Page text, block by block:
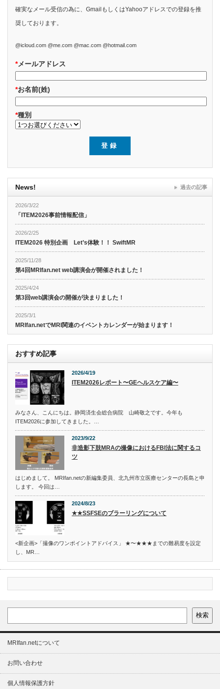
確実なメール受信の為に、GmailもしくはYahooアドレスでの登録を推
奨しております。
@icloud.com @me.com @mac.com @hotmail.com
*メールアドレス
*お名前(姓)
*種別
News!
2026/3/22
「ITEM2026事前情報配信」
2026/2/25
ITEM2026 特別企画 Let’s体験！！ SwiftMR
2025/11/28
第4回MRIfan.net web講演会が開催されました！
2025/4/24
第3回web講演会の開催が決まりました！
2025/3/1
MRIfan.netでMRI関連のイベントカレンダーが始まります！
過去の記事
おすすめ記事
2026/4/19
ITEM2026レポート〜GEヘルスケア編〜
みなさん、こんにちは。静岡済生会総合病院 山崎敬之です。今年も
ITEM2026に参加してきました。…
2023/9/22
非造影下肢MRAの撮像におけるFBI法に関するコ
ツ
はじめまして。 MRIfan.netの新編集委員、北九州市立医療センターの長島と申
します。 今回は…
2024/8/23
★★SSFSEのブラーリングについて
<新企画>「撮像のワンポイントアドバイス」 ★〜★★★までの難易度を設定
し、MR…
検索
MRIfan.netについて
お問い合わせ
個人情報保護方針